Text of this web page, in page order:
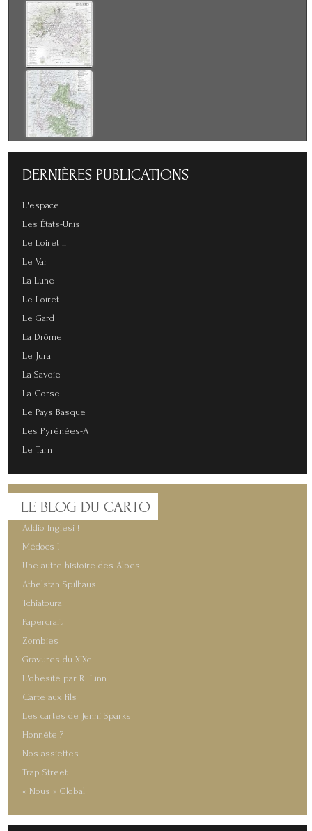
DERNIÈRES PUBLICATIONS
L'espace
Les États-Unis
Le Loiret II
Le Var
La Lune
Le Loiret
Le Gard
La Drôme
Le Jura
La Savoie
La Corse
Le Pays Basque
Les Pyrénées-A
Le Tarn
LE BLOG DU CARTO
Addio Inglesi !
Médocs !
Une autre histoire des Alpes
Athelstan Spilhaus
Tchiatoura
Papercraft
Zombies
Gravures du XIXe
L'obésité par R. Linn
Carte aux fils
Les cartes de Jenni Sparks
Honnête ?
Nos assiettes
Trap Street
« Nous » Global